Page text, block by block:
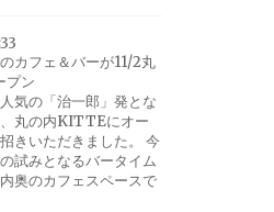
カフェ＆バーが11/2丸
プン
気の「治一郎」発とな
丸の内KITTEにオー
きいただきました。 今
試みとなるバータイム
奥のカフェスペースで